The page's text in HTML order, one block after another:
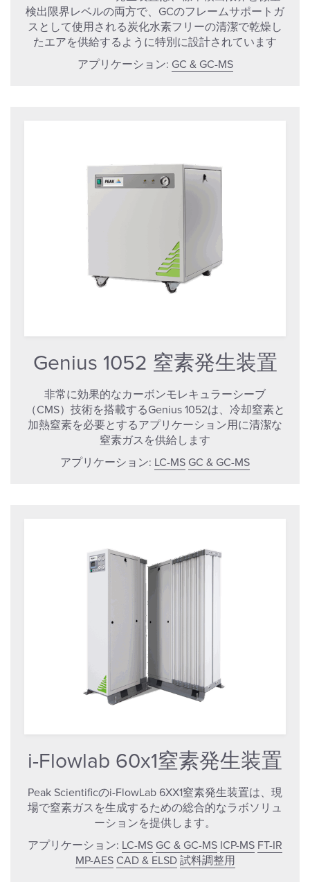
検出限界レベルの両方で、GCのフレームサポートガ
スとして使用される炭化水素フリーの清潔で乾燥し
たエアを供給するように特別に設計されています
アプリケーション: GC & GC-MS
Genius 1052 窒素発生装置
非常に効果的なカーボンモレキュラーシーブ
（CMS）技術を搭載するGenius 1052は、冷却窒素と
加熱窒素を必要とするアプリケーション用に清潔な
窒素ガスを供給します
アプリケーション: LC-MS GC & GC-MS
i-Flowlab 60x1窒素発生装置
Peak Scientificのi-FlowLab 6XX1窒素発生装置は、現
場で窒素ガスを生成するための総合的なラボソリュ
ーションを提供します。
アプリケーション: LC-MS GC & GC-MS ICP-MS FT-IR
MP-AES CAD & ELSD 試料調整用